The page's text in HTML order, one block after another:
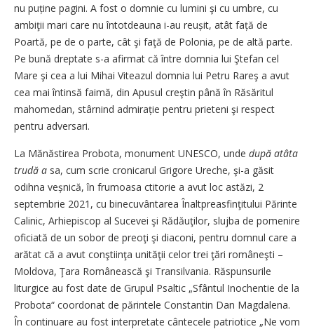
nu puține pagini. A fost o domnie cu lumini şi cu umbre, cu
ambiţii mari care nu întotdeauna i-au reușit, atât față de
Poartă, pe de o parte, cât şi faţă de Polonia, pe de altă parte.
Pe bună dreptate s-a afirmat că între domnia lui Ştefan cel
Mare şi cea a lui Mihai Viteazul domnia lui Petru Rareş a avut
cea mai întinsă faimă, din Apusul creştin până în Răsăritul
mahomedan, stârnind admirație pentru prieteni şi respect
pentru adversari.
La Mănăstirea Probota, monument UNESCO, unde după atâta
trudă a sa, cum scrie cronicarul Grigore Ureche, şi-a găsit
odihna veșnică, în frumoasa ctitorie a avut loc astăzi, 2
septembrie 2021, cu binecuvântarea Înaltpreasfinţitului Părinte
Calinic, Arhiepiscop al Sucevei şi Rădăuţilor, slujba de pomenire
oficiată de un sobor de preoţi şi diaconi, pentru domnul care a
arătat că a avut conştiinţa unităţii celor trei ţări româneşti –
Moldova, Ţara Românească şi Transilvania. Răspunsurile
liturgice au fost date de Grupul Psaltic „Sfântul Inochentie de la
Probota“ coordonat de părintele Constantin Dan Magdalena.
În continuare au fost interpretate cântecele patriotice „Ne vom